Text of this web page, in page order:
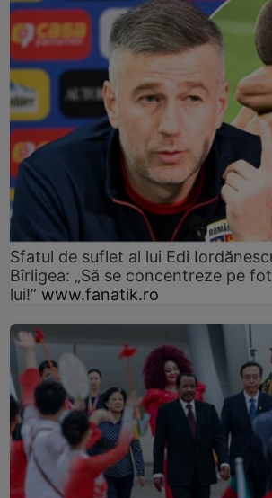
Sfatul de suflet al lui Edi
Bîrligea: „Să se concentreze pe
lui!” www.fanatik.ro